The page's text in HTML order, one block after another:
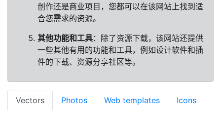
创作还是商业项目，您都可以在该网站上找到适
合您需求的资源。
其他功能和工具：除了资源下载，该网站还提供
一些其他有用的功能和工具，例如设计软件和插
件的下载、资源分享社区等。
Vectors Photos Web templates Icons